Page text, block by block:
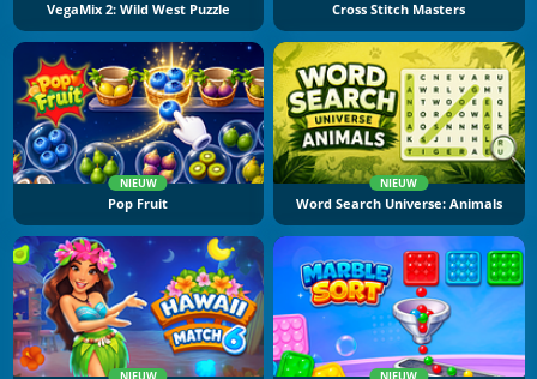
VegaMix 2: Wild West Puzzle Cross Stitch Masters
NIEUW
Pop Fruit
NIEUW
Word Search Universe: Animals